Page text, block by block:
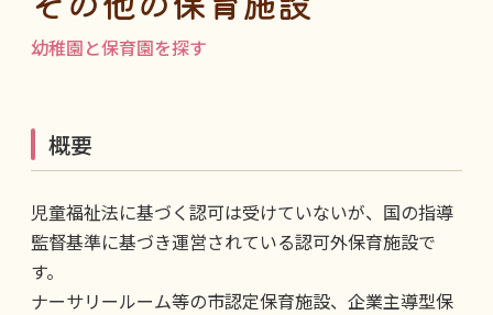
幼稚園と保育園を探す
概要
児童福祉法に基づく認可は受けていないが、国の指導
監督基準に基づき運営されている認可外保育施設で
す。
ナーサリールーム等の市認定保育施設、企業主導型保